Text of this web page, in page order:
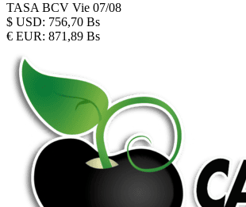
TASA BCV Vie 07/08
$ USD: 756,70 Bs
€ EUR: 871,89 Bs